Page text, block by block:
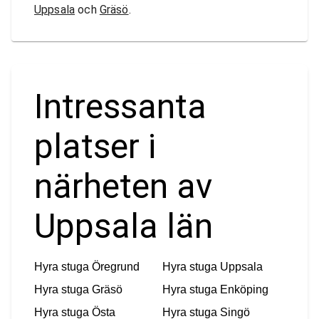
Uppsala och Gräsö.
Intressanta
platser i
närheten av
Uppsala län
Hyra stuga Öregrund Hyra stuga Uppsala
Hyra stuga Gräsö Hyra stuga Enköping
Hyra stuga Östa Hyra stuga Singö